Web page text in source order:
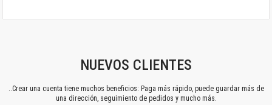
NUEVOS CLIENTES
..Crear una cuenta tiene muchos beneficios: Paga más rápido, puede guardar más de
una dirección, seguimiento de pedidos y mucho más.